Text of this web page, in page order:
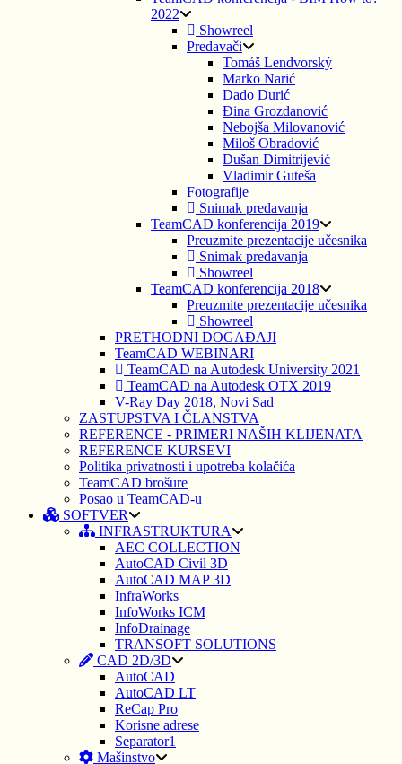
2022
Showreel
Predavači
Tomáš Lendvorský
Marko Narić
Dado Durić
Đina Grozdanović
Nebojša Milovanović
Miloš Obradović
Dušan Dimitrijević
Vladimir Guteša
Fotografije
Snimak predavanja
TeamCAD konferencija 2019
Preuzmite prezentacije učesnika
Snimak predavanja
Showreel
TeamCAD konferencija 2018
Preuzmite prezentacije učesnika
Showreel
PRETHODNI DOGAĐAJI
TeamCAD WEBINARI
TeamCAD na Autodesk University 2021
TeamCAD na Autodesk OTX 2019
V-Ray Day 2018, Novi Sad
ZASTUPSTVA I ČLANSTVA
REFERENCE - PRIMERI NAŠIH KLIJENATA
REFERENCE KURSEVI
Politika privatnosti i upotreba kolačića
TeamCAD brošure
Posao u TeamCAD-u
SOFTVER
INFRASTRUKTURA
AEC COLLECTION
AutoCAD Civil 3D
AutoCAD MAP 3D
InfraWorks
InfoWorks ICM
InfoDrainage
TRANSOFT SOLUTIONS
CAD 2D/3D
AutoCAD
AutoCAD LT
ReCap Pro
Korisne adrese
Separator1
Mašinstvo